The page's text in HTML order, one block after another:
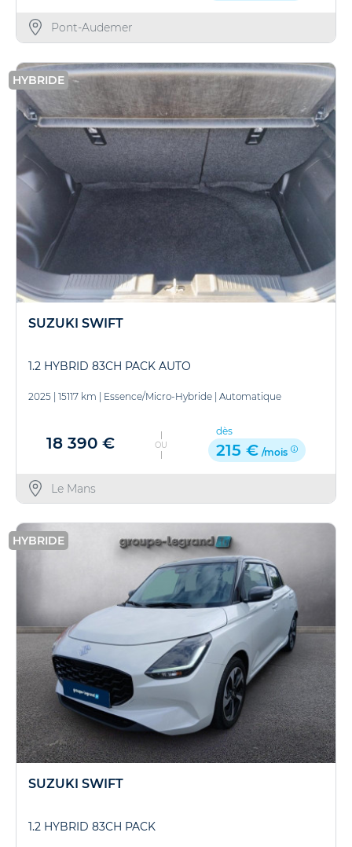
Pont-Audemer
HYBRIDE
SUZUKI SWIFT
1.2 HYBRID 83CH PACK AUTO
2025 | 15117 km | Essence/Micro-Hybride | Automatique
18 390 € OU
dès
215 € /mois
Le Mans
HYBRIDE
SUZUKI SWIFT
1.2 HYBRID 83CH PACK